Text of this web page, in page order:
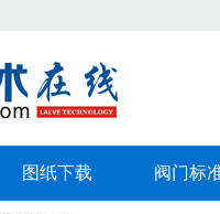
图纸下载 阀门标